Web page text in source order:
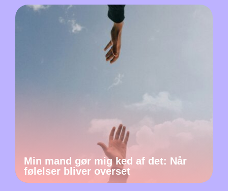
Min mand gør mig ked af det: Når
følelser bliver overset